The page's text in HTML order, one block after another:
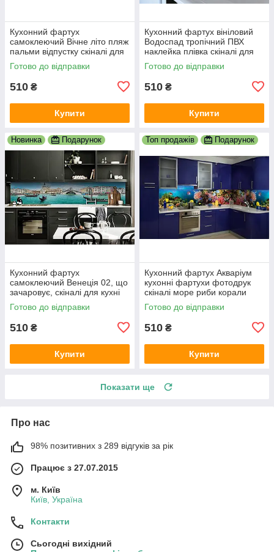
Кухонний фартух
самоклеючий Вічне літо пляж
пальми відпустку скіналі для
кухні наклейка ПВХ беж
600х2000 мм
Готово до відправки
510 ₴
Купити
Кухонний фартух вініловий
Водоспад тропічний ПВХ
наклейка плівка скіналі для
кухні блакитний 600х2000 мм
Готово до відправки
510 ₴
Купити
Новинка Подарунок
Кухонний фартух
самоклеючий Венеція 02, що
зачаровує, скіналі для кухні
наклейка ПВХ гондоли
600х2000 мм
Готово до відправки
510 ₴
Купити
Топ продажів Подарунок
Кухонний фартух Акваріум
кухонні фартухи фотодрук
скіналі море риби корали
600х2000 мм
Готово до відправки
510 ₴
Купити
Показати ще
Про нас
98% позитивних з 289 відгуків за рік
Працює з 27.07.2015
м. Київ
Київ, Україна
Контакти
Сьогодні вихідний